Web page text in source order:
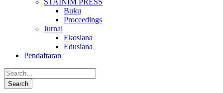
STAINIM PRESS
Buku
Proceedings
Jurnal
Ekosiana
Edusiana
Pendaftaran